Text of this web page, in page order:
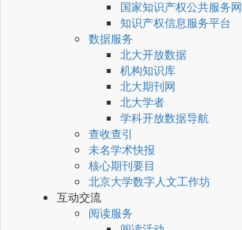
国家知识产权公共服务网
知识产权信息服务平台
数据服务
北大开放数据
机构知识库
北大期刊网
北大学者
学科开放数据导航
查收查引
未名学术快报
核心期刊要目
北京大学数字人文工作坊
互动交流
阅读服务